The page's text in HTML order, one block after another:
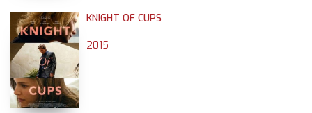
KNIGHT OF CUPS
2015